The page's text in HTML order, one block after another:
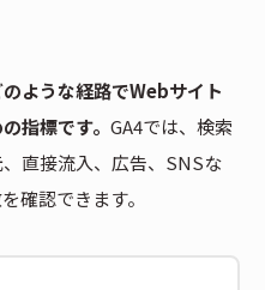
ような経路でWebサイト
指標です。 GA4では、検索
、直接流入、広告、SNSな
確認できます。